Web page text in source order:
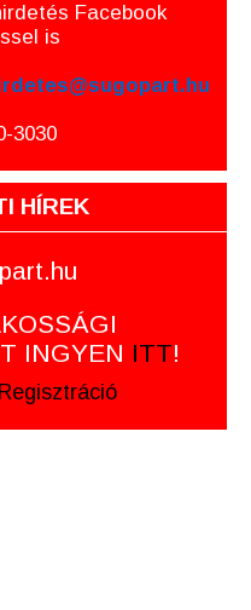
Facebook
is
3030
HÍREK
INGYEN ITT!
Regisztráció